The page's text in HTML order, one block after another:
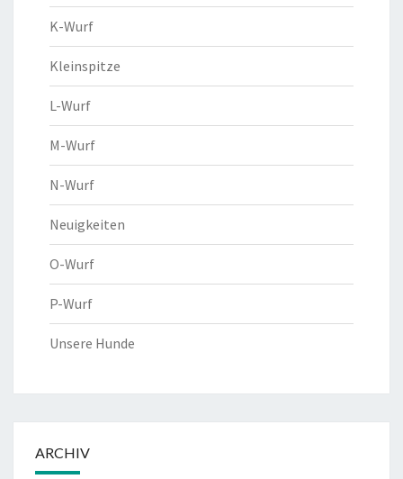
K-Wurf
Kleinspitze
L-Wurf
M-Wurf
N-Wurf
Neuigkeiten
O-Wurf
P-Wurf
Unsere Hunde
ARCHIV